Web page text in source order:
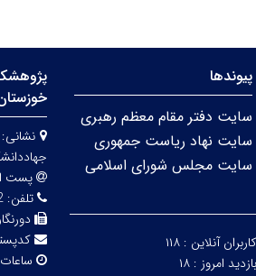
پیوندها
سایت دفتر مقام معظم رهبری
سایت نهاد ریاست جمهوری
سایت مجلس شورای اسلامی
کاربران آنلاین : ۱۱۸
بازدید امروز : ۱۸
نشانی:
پست
تلفن: